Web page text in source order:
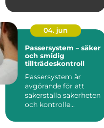
04. jun
Passersystem – säker
och smidig
tillträdeskontroll
Passersystem är
avgörande för att
säkerställa säkerheten
och kontrolle...